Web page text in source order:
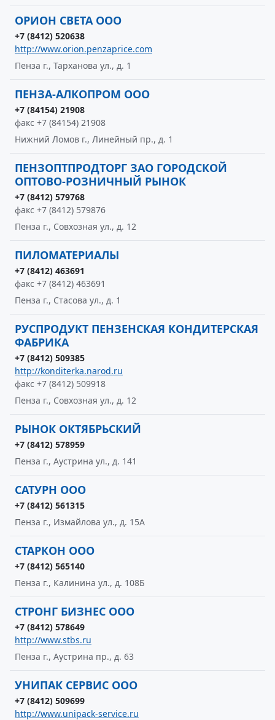
ОРИОН СВЕТА ООО
+7 (8412) 520638
http://www.orion.penzaprice.com
Пенза г., Тарханова ул., д. 1
ПЕНЗА-АЛКОПРОМ ООО
+7 (84154) 21908
факс +7 (84154) 21908
Нижний Ломов г., Линейный пр., д. 1
ПЕНЗОПТПРОДТОРГ ЗАО ГОРОДСКОЙ
ОПТОВО-РОЗНИЧНЫЙ РЫНОК
+7 (8412) 579768
факс +7 (8412) 579876
Пенза г., Совхозная ул., д. 12
ПИЛОМАТЕРИАЛЫ
+7 (8412) 463691
факс +7 (8412) 463691
Пенза г., Стасова ул., д. 1
РУСПРОДУКТ ПЕНЗЕНСКАЯ КОНДИТЕРСКАЯ
ФАБРИКА
+7 (8412) 509385
http://konditerka.narod.ru
факс +7 (8412) 509918
Пенза г., Совхозная ул., д. 12
РЫНОК ОКТЯБРЬСКИЙ
+7 (8412) 578959
Пенза г., Аустрина ул., д. 141
САТУРН ООО
+7 (8412) 561315
Пенза г., Измайлова ул., д. 15А
СТАРКОН ООО
+7 (8412) 565140
Пенза г., Калинина ул., д. 108Б
СТРОНГ БИЗНЕС ООО
+7 (8412) 578649
http://www.stbs.ru
Пенза г., Аустрина пр., д. 63
УНИПАК СЕРВИС ООО
+7 (8412) 509699
http://www.unipack-service.ru